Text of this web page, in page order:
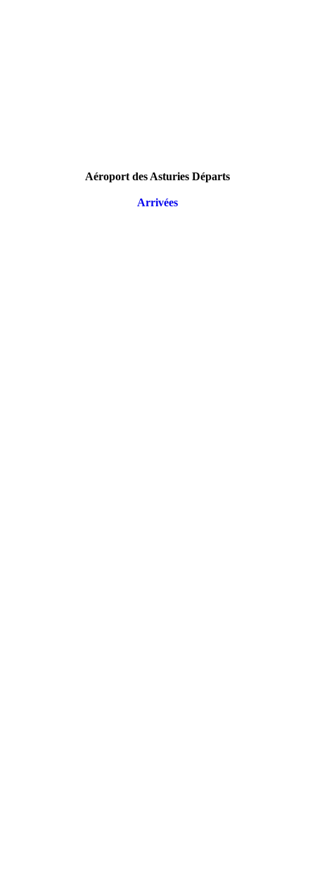
Aéroport des Asturies Départs
Arrivées